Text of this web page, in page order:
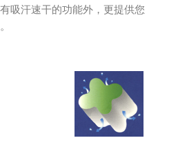
吸汗速干的功能外，更提供您